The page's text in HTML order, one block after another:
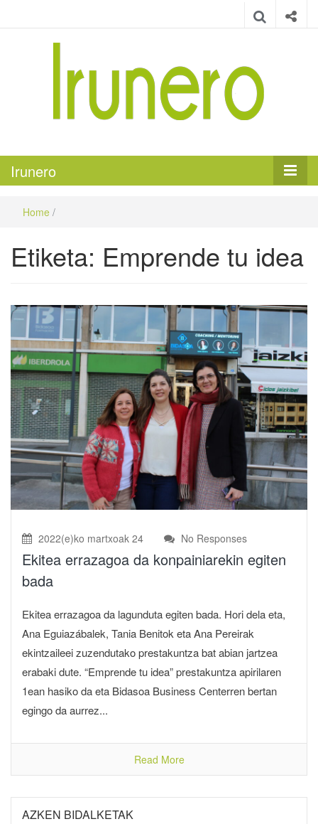
Irunero
Home /
Etiketa: Emprende tu idea
2022(e)ko martxoak 24 No Responses
Ekitea errazagoa da konpainiarekin egiten
bada
Ekitea errazagoa da lagunduta egiten bada. Hori dela eta,
Ana Eguiazábalek, Tania Benitok eta Ana Pereirak
ekintzaileei zuzendutako prestakuntza bat abian jartzea
erabaki dute. “Emprende tu idea” prestakuntza apirilaren
1ean hasiko da eta Bidasoa Business Centerren bertan
egingo da aurrez...
Read More
AZKEN BIDALKETAK